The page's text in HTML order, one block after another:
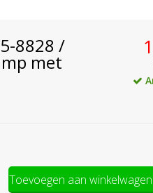
8828 /
met
Toevoegen aan winkelwagen